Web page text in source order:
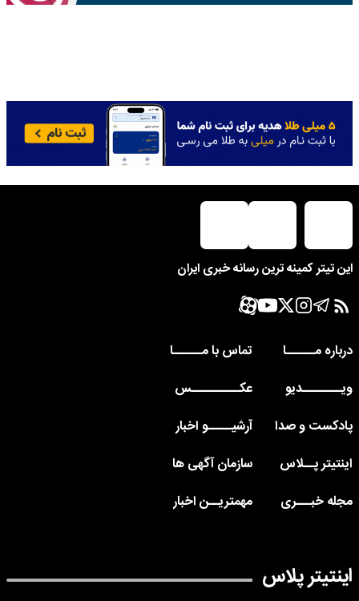
این تیتر کمینه ترین رسانه خبری ایران
درباره مــــــا
تماس با مــــــا
ویــــــــدیو
عکــــــــــس
پادکست و صدا
آرشیـــــو اخبار
اینتیتر پــلاس
سازمان آگهی ها
مجله خبـــری
مهمتریــن اخبار
اینتیتر پلاس